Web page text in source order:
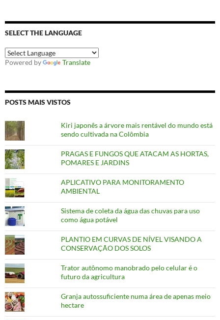
SELECT THE LANGUAGE
Powered by Translate
POSTS MAIS VISTOS
Kiri japonês a árvore mais rentável do mundo está
sendo cultivada na Colômbia
PRAGAS E FUNGOS QUE ATACAM AS HORTAS,
POMARES E JARDINS
APLICATIVO PARA MONITORAMENTO
AMBIENTAL
Sistema de coleta da água das chuvas para uso
como água potável
PLANTIO EM CURVAS DE NÍVEL VISANDO A
CONSERVAÇÃO DOS SOLOS
Trator autônomo manobrado pelo celular é o
futuro da agricultura
Granja autossuficiente numa área de apenas meio
hectare